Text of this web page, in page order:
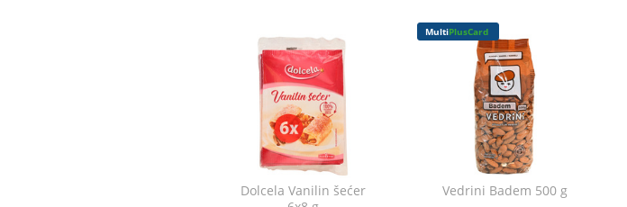
Dolcela Vanilin šećer
MultiPlusCard
Vedrini Badem 500 g